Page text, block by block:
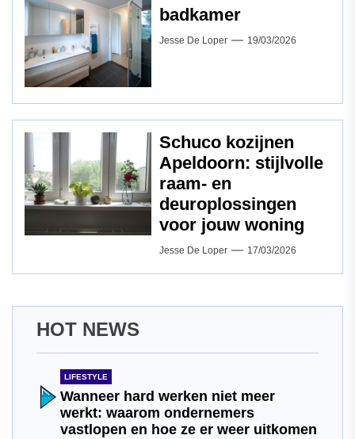
badkamer
Jesse De Loper 19/03/2026
Schuco kozijnen
Apeldoorn: stijlvolle
raam‑ en
deuroplossingen
voor jouw woning
Jesse De Loper 17/03/2026
HOT NEWS
LIFESTYLE
Wanneer hard werken niet meer
werkt: waarom ondernemers
vastlopen en hoe ze er weer uitkomen